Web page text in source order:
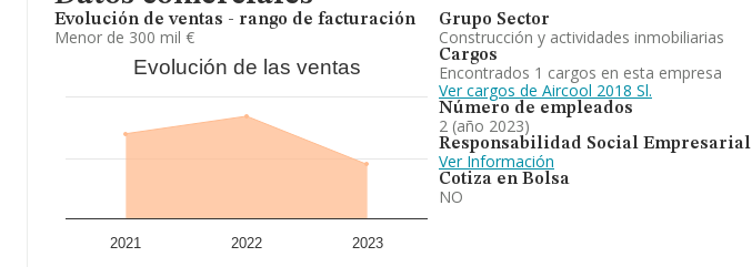
Evolución de ventas - rango de facturación
Menor de 300 mil €
Evolución de las ventas
2021 2022 2023
Grupo Sector
Construcción y actividades inmobiliarias
Cargos
Encontrados 1 cargos en esta empresa
Ver cargos de Aircool 2018 Sl.
Número de empleados
2 (año 2023)
Responsabilidad Social Empresarial
Ver Información
Cotiza en Bolsa
NO